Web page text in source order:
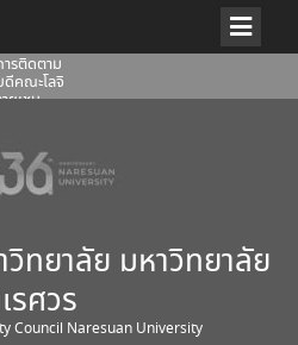
รติดตาม
คณะโลจิ
ยเชน
เสาร์ที่ 1
ารติดตาม
ดีคณะ
ทยาลัย มหาวิทยาลัย
รศวร
Council Naresuan University